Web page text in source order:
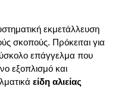
εκμετάλλευση
σκοπούς. Πρόκειται για
επάγγελμα που
εξοπλισμό και
είδη αλιείας